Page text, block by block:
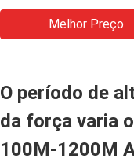
Melhor Preço
O período de
da força varia
100M-1200M